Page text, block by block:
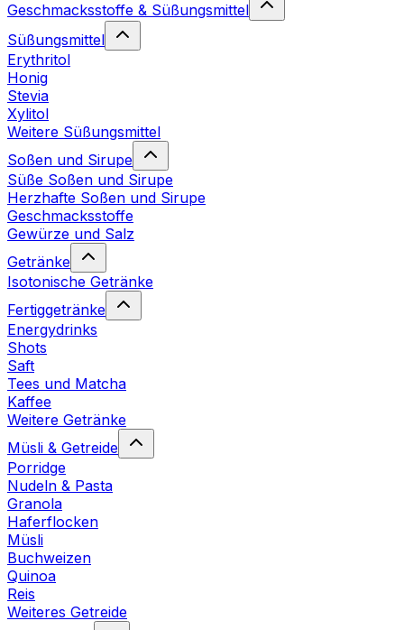
Geschmacksstoffe & Süßungsmittel
Süßungsmittel
Erythritol
Honig
Stevia
Xylitol
Weitere Süßungsmittel
Soßen und Sirupe
Süße Soßen und Sirupe
Herzhafte Soßen und Sirupe
Geschmacksstoffe
Gewürze und Salz
Getränke
Isotonische Getränke
Fertiggetränke
Energydrinks
Shots
Saft
Tees und Matcha
Kaffee
Weitere Getränke
Müsli & Getreide
Porridge
Nudeln & Pasta
Granola
Haferflocken
Müsli
Buchweizen
Quinoa
Reis
Weiteres Getreide